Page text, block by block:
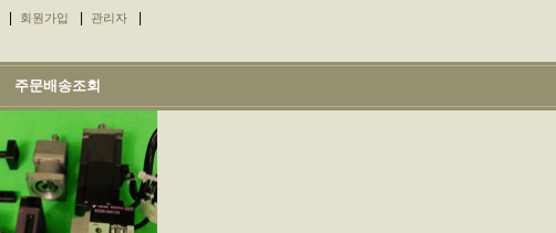
회원가입 관리자
주문배송조회